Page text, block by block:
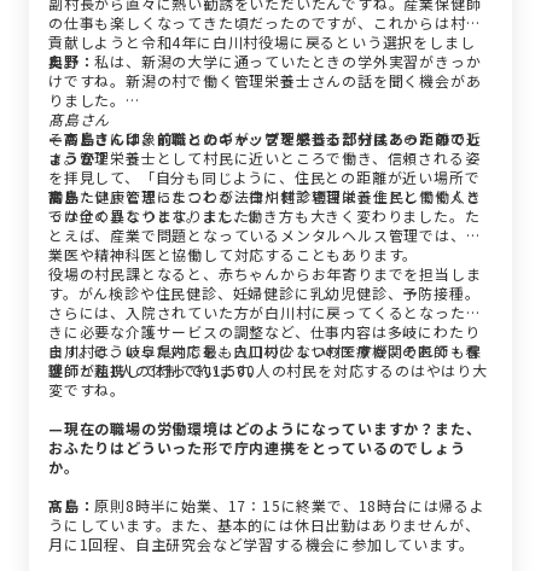
の仕事も楽しくなってきた頃だったのですが、これからは村へ
貢献しようと令和4年に白川村役場に戻るという選択をしまし
た。
奥野：私は、新潟の大学に通っていたときの学外実習がきっか
けですね。新潟の村で働く管理栄養士さんの話を聞く機会があ
りました。
そのときに印象的だったのが、管理栄養士と村民との距離の近
さ。管理栄養士として村民に近いところで働き、信頼される姿
を拝見して、「自分も同じように、住民との距離が近い場所で
働きたい」と思ったことが、白川村で管理栄養士として働くき
っかけのひとつとなりました。
髙島さん
—髙島さんは、前職とのギャップを感じる部分はあったのでし
ょうか？
髙島：健康管理にまつわる法律や健診項目は、住民と働く人と
では全く異なります。また、働き方も大きく変わりました。た
とえば、産業で問題となっているメンタルヘルス管理では、産
業医や精神科医と協働して対応することもあります。
役場の村民課となると、赤ちゃんからお年寄りまでを担当しま
す。がん検診や住民健診、妊婦健診に乳幼児健診、予防接種。
さらには、入院されていた方が白川村に戻ってくるとなったと
きに必要な介護サービスの調整など、仕事内容は多岐にわたり
ます。そういった対応を、白川村に１つの医療機関の医師・看
護師と連携して行っています。
白川村は、岐阜県内で最も人口の少ない村ですが、それでも保
健師が私1人の体制で約1,500人の村民を対応するのはやはり大
変ですね。
—現在の職場の労働環境はどのようになっていますか？また、
おふたりはどういった形で庁内連携をとっているのでしょう
か。
髙島： 原則8時半に始業、17：15に終業で、18時台には帰るよ
うにしています。また、基本的には休日出勤はありませんが、
月に1回程、自主研究会など学習する機会に参加しています。